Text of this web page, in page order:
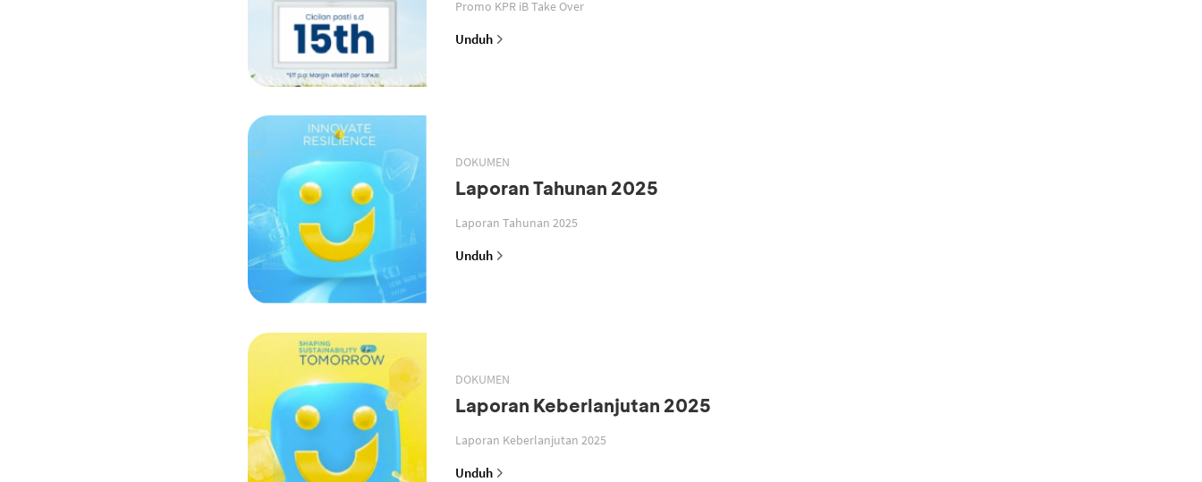
Promo KPR iB Take Over
Unduh
DOKUMEN
Laporan Tahunan 2025
Laporan Tahunan 2025
Unduh
DOKUMEN
Laporan Keberlanjutan 2025
Laporan Keberlanjutan 2025
Unduh